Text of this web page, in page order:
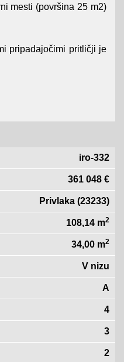
mesti (površina 25 m2)
pripadajočimi pritličji je
iro-332
361 048 €
Privlaka (23233)
108,14 m2
34,00 m2
V nizu
A
4
3
2